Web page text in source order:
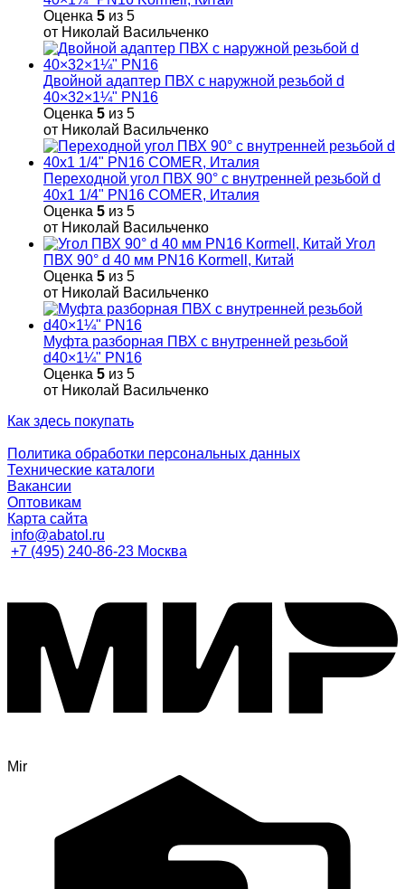
Оценка 5 из 5
от Николай Васильченко
Двойной адаптер ПВХ с наружной резьбой d
40×32×1¼" PN16
Оценка 5 из 5
от Николай Васильченко
Переходной угол ПВХ 90° с внутренней резьбой d
40х1 1/4" PN16 COMER, Италия
Оценка 5 из 5
от Николай Васильченко
Угол
ПВХ 90° d 40 мм PN16 Kormell, Китай
Оценка 5 из 5
от Николай Васильченко
Муфта разборная ПВХ с внутренней резьбой
d40×1¼" PN16
Оценка 5 из 5
от Николай Васильченко
Как здесь покупать
Политика обработки персональных данных
Технические каталоги
Вакансии
Оптовикам
Карта сайта
info@abatol.ru
+7 (495) 240-86-23 Москва
Mir